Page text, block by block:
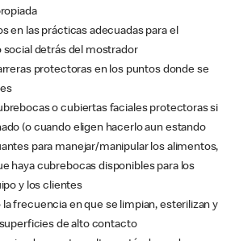
en las prácticas adecuadas para el
detrás del mostrador
protectoras en los puntos donde se
o cubiertas faciales protectoras si
(o cuando eligen hacerlo aun estando
para manejar/manipular los alimentos,
haya cubrebocas disponibles para los
y los clientes
frecuencia en que se limpian, esterilizan y
de alto contacto